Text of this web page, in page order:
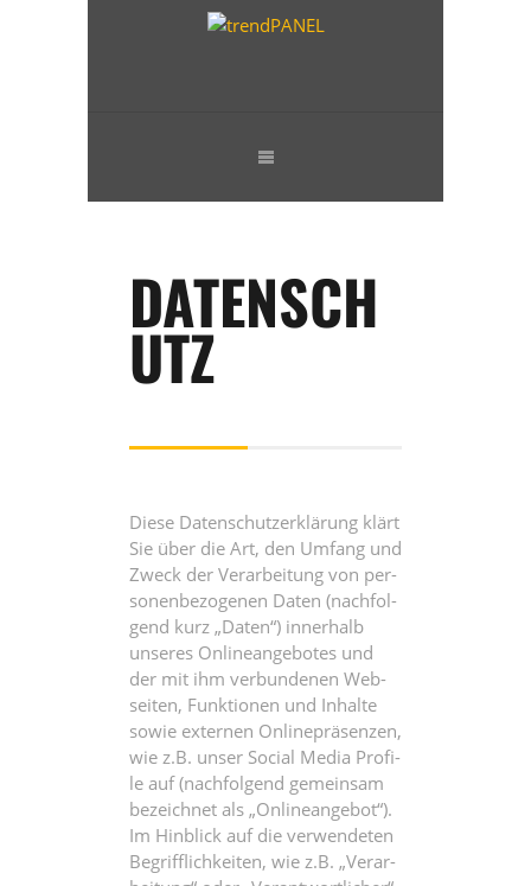
DATENSCH
UTZ
Die­se Daten­schutz­er­klä­rung klärt
Sie über die Art, den Umfang und
Zweck der Ver­ar­bei­tung von per­
so­nen­be­zo­ge­nen Daten (nach­fol­
gend kurz „Daten“) inner­halb
unse­res Online­an­ge­bo­tes und
der mit ihm ver­bun­de­nen Web­
sei­ten, Funk­tio­nen und Inhal­te
sowie exter­nen Online­prä­sen­zen,
wie z.B. unser Social Media Pro­fi­
le auf (nach­fol­gend gemein­sam
bezeich­net als „Online­an­ge­bot“).
Im Hin­blick auf die ver­wen­de­ten
Begriff­lich­kei­ten, wie z.B. „Ver­ar­